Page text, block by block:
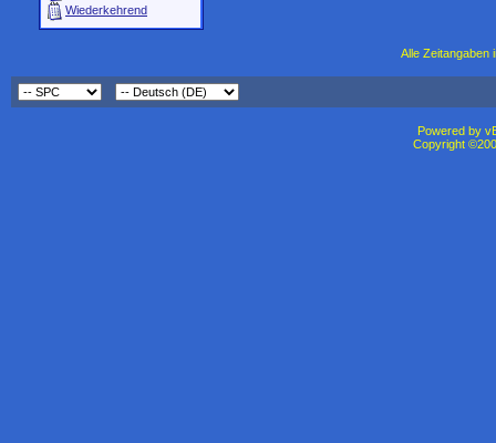
Wiederkehrend
Alle Zeitangaben
Powered by
Copyright